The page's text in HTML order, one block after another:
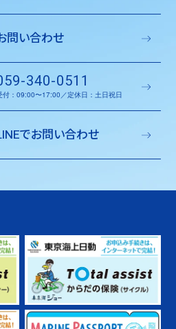
問い合わせ
340-0511
付：09:00〜17:00／定休日：土日祝日
でお問い合わせ